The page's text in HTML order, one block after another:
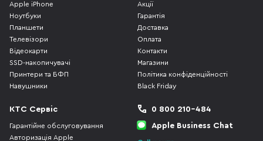
Apple iPhone
Ноутбуки
Планшети
Телевізори
Відеокарти
SSD-накопичувачі
Принтери та БФП
Навушники
Акції
Гарантія
Доставка
Оплата
Контакти
Магазини
Політика конфіденційності
Black Friday
КТС Сервіс
Гарантійне обслуговування
Авторизація Apple
0 800 210-484
Apple Business Chat